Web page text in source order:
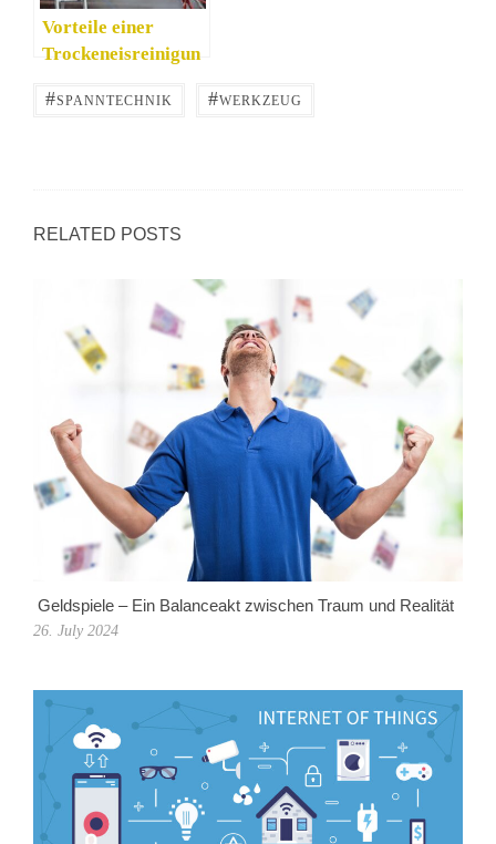
Vorteile einer
Trockeneisreinigun
besonders schonend
#SPANNTECHNIK #WERKZEUG
RELATED POSTS
Geldspiele – Ein Balanceakt zwischen Traum und Realität
26. July 2024